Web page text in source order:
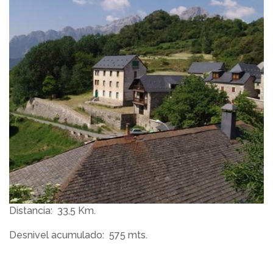
Distancia: 33,5 Km.
Desnivel acumulado: 575 mts.